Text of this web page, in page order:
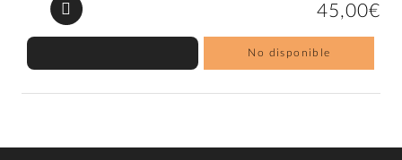
45,00€
No disponible